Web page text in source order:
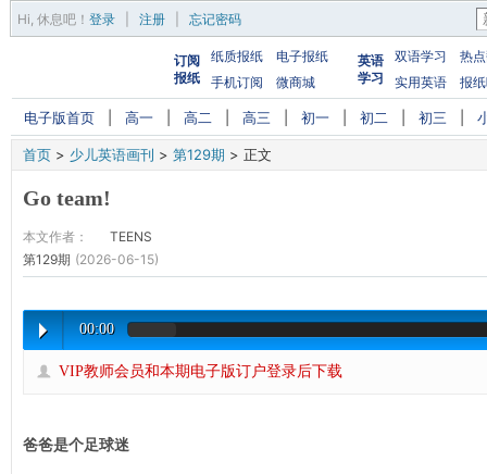
Hi, 休息吧 ！ 登录 注册 忘记密码
订阅
报纸
纸质报纸
电子报纸
手机订阅
微商城
英语
学习
双语学习
热
实用英语
报
电子版首页 高一 高二 高三 初一 初二 初三
首页 > 少儿英语画刊 > 第129期 > 正文
Go team!
本文作者：
TEENS
第129期 (2026-06-15)
00:00
VIP教师会员和本期电子版订户登录后下载
爸爸是个足球迷